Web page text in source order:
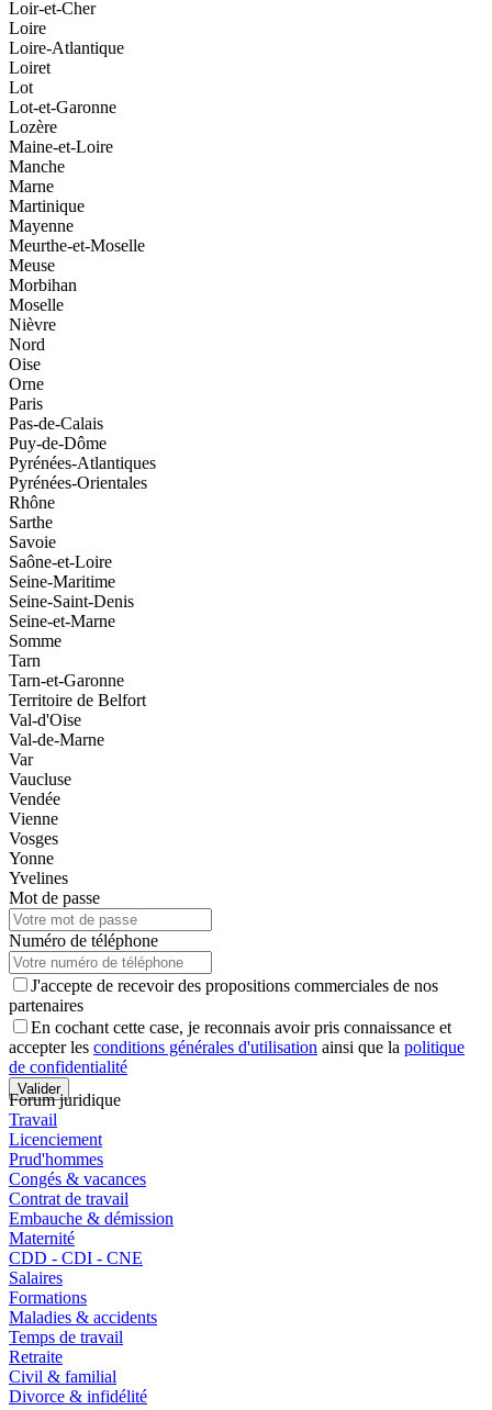
Loir-et-Cher
Loire
Loire-Atlantique
Loiret
Lot
Lot-et-Garonne
Lozère
Maine-et-Loire
Manche
Marne
Martinique
Mayenne
Meurthe-et-Moselle
Meuse
Morbihan
Moselle
Nièvre
Nord
Oise
Orne
Paris
Pas-de-Calais
Puy-de-Dôme
Pyrénées-Atlantiques
Pyrénées-Orientales
Rhône
Sarthe
Savoie
Saône-et-Loire
Seine-Maritime
Seine-Saint-Denis
Seine-et-Marne
Somme
Tarn
Tarn-et-Garonne
Territoire de Belfort
Val-d'Oise
Val-de-Marne
Var
Vaucluse
Vendée
Vienne
Vosges
Yonne
Yvelines
Mot de passe
Numéro de téléphone
J'accepte de recevoir des propositions commerciales de nos
partenaires
En cochant cette case, je reconnais avoir pris connaissance et
accepter les conditions générales d'utilisation ainsi que la politique
de confidentialité
Valider
Forum juridique
Travail
Licenciement
Prud'hommes
Congés & vacances
Contrat de travail
Embauche & démission
Maternité
CDD - CDI - CNE
Salaires
Formations
Maladies & accidents
Temps de travail
Retraite
Civil & familial
Divorce & infidélité